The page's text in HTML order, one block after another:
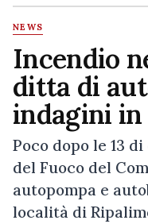
sito
NEWS
Incendio
ditta di
indagini in
Poco dopo le 13
del Fuoco del
autopompa e
località di